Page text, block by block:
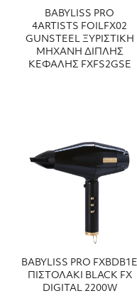
BABYLISS PRO
4ARTISTS FOILFX02
GUNSTEEL ΞΥΡΙΣΤΙΚΗ
ΜΗΧΑΝΗ ΔΙΠΛΗΣ
ΚΕΦΑΛΗΣ FXFS2GSE
BABYLISS PRO FXBDΒ1E
ΠΙΣΤΟΛΑΚΙ BLACK FX
DIGITAL 2200W